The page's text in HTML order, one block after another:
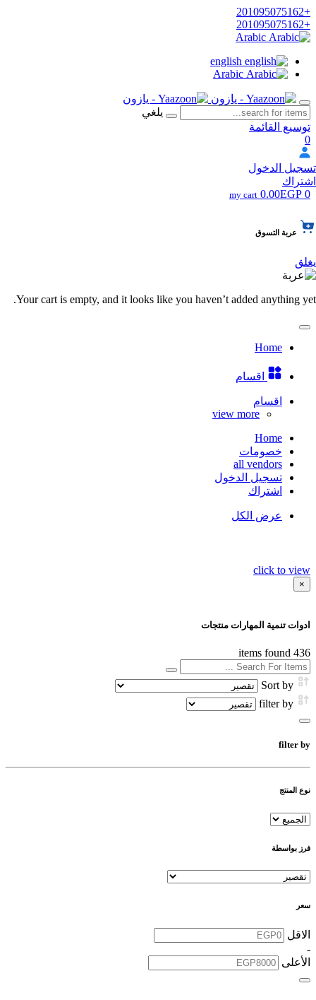
+201095075162
+201095075162
english
Arabic
يلغي
توسيع القائمة
0
تسجيل الدخول
اشتراك
0
my cart 0.00EGP
عربة التسوق
يغلق
Your cart is empty, and it looks like you haven’t added anything yet.
Home
اقسام
اقسام
view more
Home
خصومات
all vendors
تسجيل الدخول
اشتراك
عرض الكل
click to view
×
ادوات تنمية المهارات منتجات
436
Sort by
filter by
filter by
نوع المنتج
فرز بواسطة
سعر
الاقل
-
الأعلى